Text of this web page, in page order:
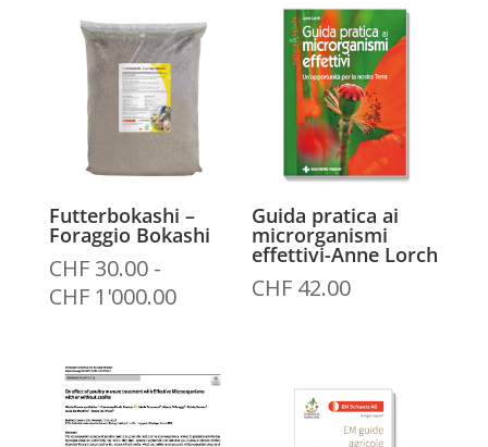
da
CHF 65.00
a
CHF 170.00
Futterbokashi –
Foraggio Bokashi
CHF30.00 -
CHF1'000.00Fascia
da
CHF 30.00
a
Guida pratica ai
microrganismi
effettivi-Anne Lorch
CHF 42.00